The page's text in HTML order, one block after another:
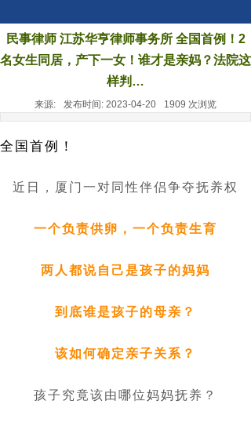
民事律师 江苏华亨律师事务所 全国首例！2
名女生同居，产下一女！谁才是亲妈？法院这
样判…
来源: 发布时间: 2023-04-20 1909 次浏览
全国首例！
近日，厦门一对同性伴侣争夺抚养权
一个负责供卵，一个负责生育
两人都说自己是孩子的妈妈
到底谁是孩子的母亲？
该如何确定亲子关系？
孩子究竟该由哪位妈妈抚养？